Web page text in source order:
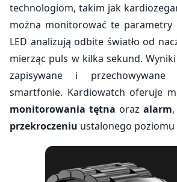
technologiom, takim jak
można monitorować te parametry
LED analizują odbite światło od
mierząc puls w kilka sekund.
zapisywane i
smartfonie. Kardiowatch oferuje
monitorowania tętna oraz alarm
przekroczeniu ustalonego poziomu